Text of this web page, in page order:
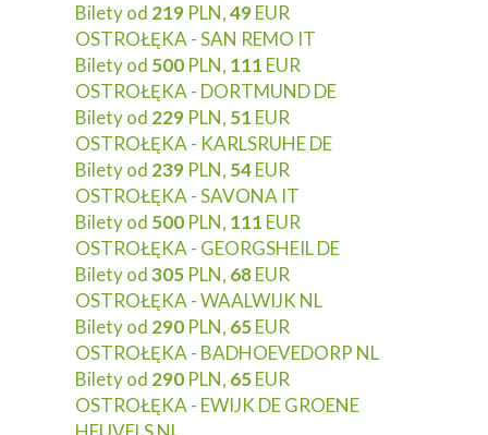
Bilety od 219 PLN,49EUR
OSTROŁĘKA - SAN REMO IT
Bilety od 500 PLN, 111 EUR
OSTROŁĘKA - DORTMUND DE
Bilety od 229 PLN, 51 EUR
OSTROŁĘKA - KARLSRUHE DE
Bilety od 239 PLN, 54EUR
OSTROŁĘKA - SAVONA IT
Bilety od 500 PLN, 111 EUR
OSTROŁĘKA - GEORGSHEIL DE
Bilety od305 PLN, 68EUR
OSTROŁĘKA - WAALWIJK NL
Bilety od 290 PLN, 65EUR
OSTROŁĘKA - BADHOEVEDORP NL
Bilety od 290 PLN, 65EUR
OSTROŁĘKA - EWIJK DE GROENE